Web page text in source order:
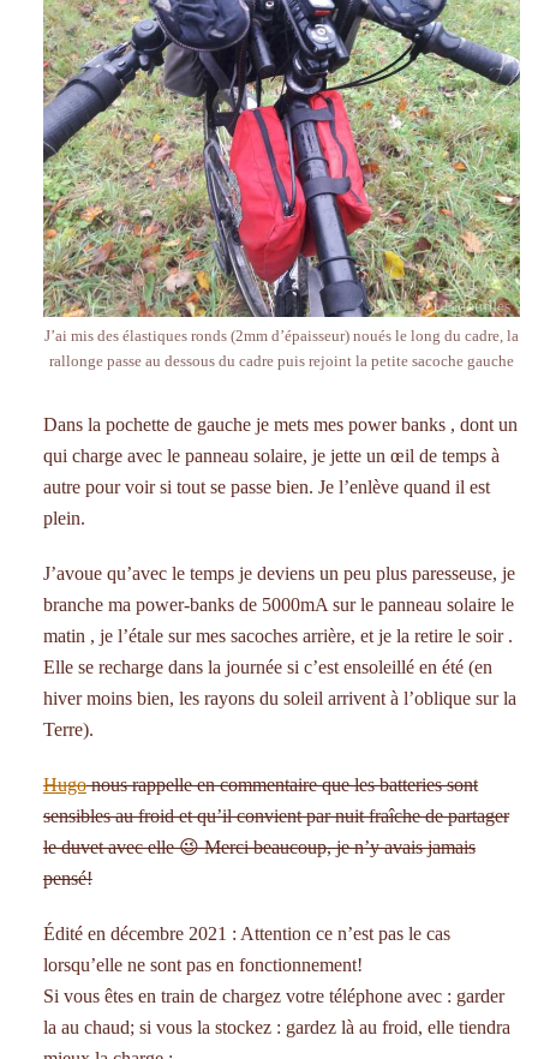
J’ai mis des élastiques ronds (2mm d’épaisseur) noués le long du cadre, la
rallonge passe au dessous du cadre puis rejoint la petite sacoche gauche
Dans la pochette de gauche je mets mes power banks , dont un
qui charge avec le panneau solaire, je jette un œil de temps à
autre pour voir si tout se passe bien. Je l’enlève quand il est
plein.
J’avoue qu’avec le temps je deviens un peu plus paresseuse, je
branche ma power-banks de 5000mA sur le panneau solaire le
matin , je l’étale sur mes sacoches arrière, et je la retire le soir .
Elle se recharge dans la journée si c’est ensoleillé en été (en
hiver moins bien, les rayons du soleil arrivent à l’oblique sur la
Terre).
Hugonous rappelle en commentaire que les batteries sont
sensibles au froid et qu’il convient par nuit fraîche de partager
le duvet avec elle 😉 Merci beaucoup, je n’y avais jamais
pensé!
Édité en décembre 2021 : Attention ce n’est pas le cas
lorsqu’elle ne sont pas en fonctionnement!
Si vous êtes en train de chargez votre téléphone avec : garder
la au chaud; si vous la stockez : gardez là au froid, elle tiendra